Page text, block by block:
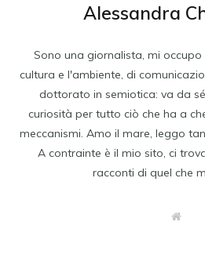
Alessandra
Sono una giornalista, mi
cultura e l'ambiente, di
dottorato in semiotica: va da
curiosità per tutto ciò che ha a
meccanismi. Amo il mare, leggo
A contrainte è il mio sito, ci
racconti di quel che
W